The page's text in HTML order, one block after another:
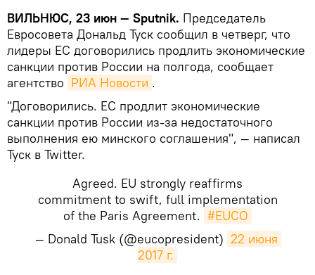
ВИЛЬНЮС, 23 июн — Sputnik. Председатель
Евросовета Дональд Туск сообщил в четверг, что
лидеры ЕС договорились продлить экономические
санкции против России на полгода, сообщает
агентство РИА Новости .
"Договорились. ЕС продлит экономические
санкции против России из-за недостаточного
выполнения ею минского соглашения", — написал
Туск в Twitter.
Agreed. EU strongly reaffirms
commitment to swift, full implementation
of the Paris Agreement. #EUCO
— Donald Tusk (@eucopresident) 22 июня
2017 г.